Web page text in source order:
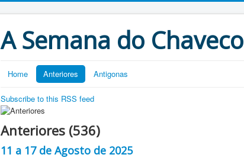
A Semana do Chaveco
Home Anteriores Antigonas
Subscribe to this RSS feed
Anteriores (536)
11 a 17 de Agosto de 2025